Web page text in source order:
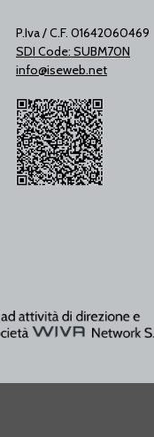
P.Iva / C.F. 01642060469
SDI Code: SUBM70N
info@iseweb.net